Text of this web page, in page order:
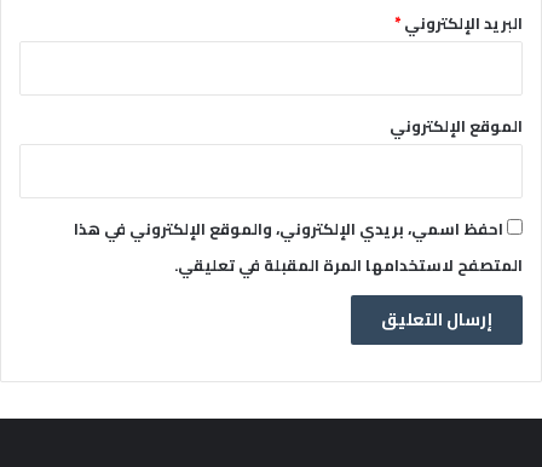
البريد الإلكتروني*
الموقع الإلكتروني
احفظ اسمي، بريدي الإلكتروني، والموقع الإلكتروني في هذا
المتصفح لاستخدامها المرة المقبلة في تعليقي.